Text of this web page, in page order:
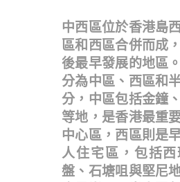
中西區位於香港島
區和西區合併而成
後最早發展的地區
分為中區、西區和
分，中區包括金鐘
等地，是香港最重
中心區，西區則是
人住宅區，包括
盤、石塘咀與堅尼